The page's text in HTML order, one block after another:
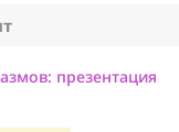
презентация